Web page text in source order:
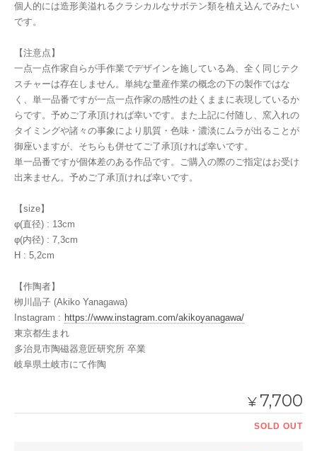
個人的には造形美溢れるクラシカルなサボテン類を植え込んでみたい
です。
【注意点】
一点一点作家自らが手作業でデザインを施している為、全く同じテク
スチャーは存在しません。単純な量産作業の概念の下の製作ではな
く、単一品番ですが一点一点作家の感性の赴くままに表現しているか
らです。予めご了承頂ければ幸いです。また上記に付随し、窯入れの
タイミングや諸々の事象により肌質・色味・濃淡にムラが出ることが
御座いますが、そちらも併せてご了承頂ければ幸いです。
単一品番ですが個体差のある作品です。ご購入の際のご指定はお受け
出来ません。予めご了承頂ければ幸いです。
【size】
φ(直径) : 13cm
φ(内径) : 7,3cm
H : 5,2cm
【作陶者】
栁川晶子 (Akiko Yanagawa)
Instagram : https://www.instagram.com/akikoyanagawa/
東京都生まれ
多治見市陶磁器意匠研究所 卒業
岐阜県土岐市にて作陶
¥ 7,700
SOLD OUT